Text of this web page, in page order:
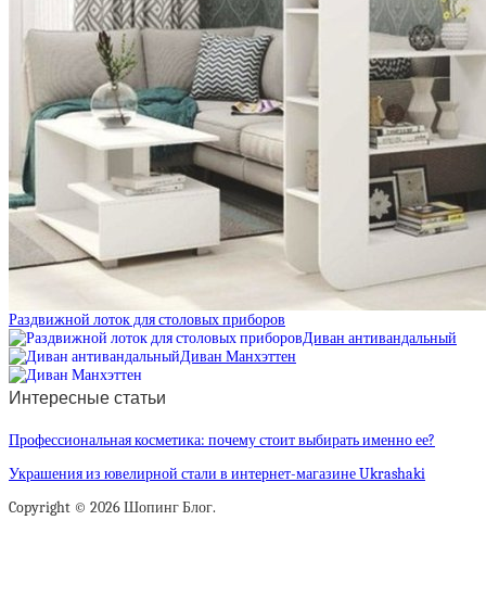
Раздвижной лоток для столовых приборов
Диван антивандальный
Диван Манхэттен
Интересные статьи
Профессиональная косметика: почему стоит выбирать именно ее?
Украшения из ювелирной стали в интернет-магазине Ukrashaki
Copyright © 2026 Шопинг Блог.